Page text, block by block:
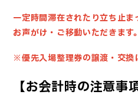
一定時間滞在されたり立ち止
お声がけ・ご移動いただきます。
※優先入場整理券の譲渡・交換
【お会計時の注意事項